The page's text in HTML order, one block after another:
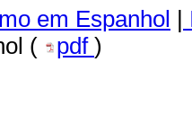
em Espanhol |
( pdf )